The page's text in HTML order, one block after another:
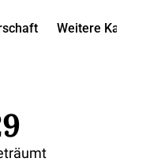
Weitere Kanäle